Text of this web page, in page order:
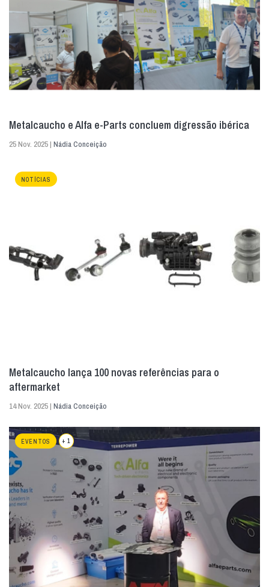
Metalcaucho e Alfa e-Parts concluem digressão ibérica
25 Nov. 2025 | Nádia Conceição
NOTÍCIAS
Metalcaucho lança 100 novas referências para o
aftermarket
14 Nov. 2025 | Nádia Conceição
EVENTOS + 1